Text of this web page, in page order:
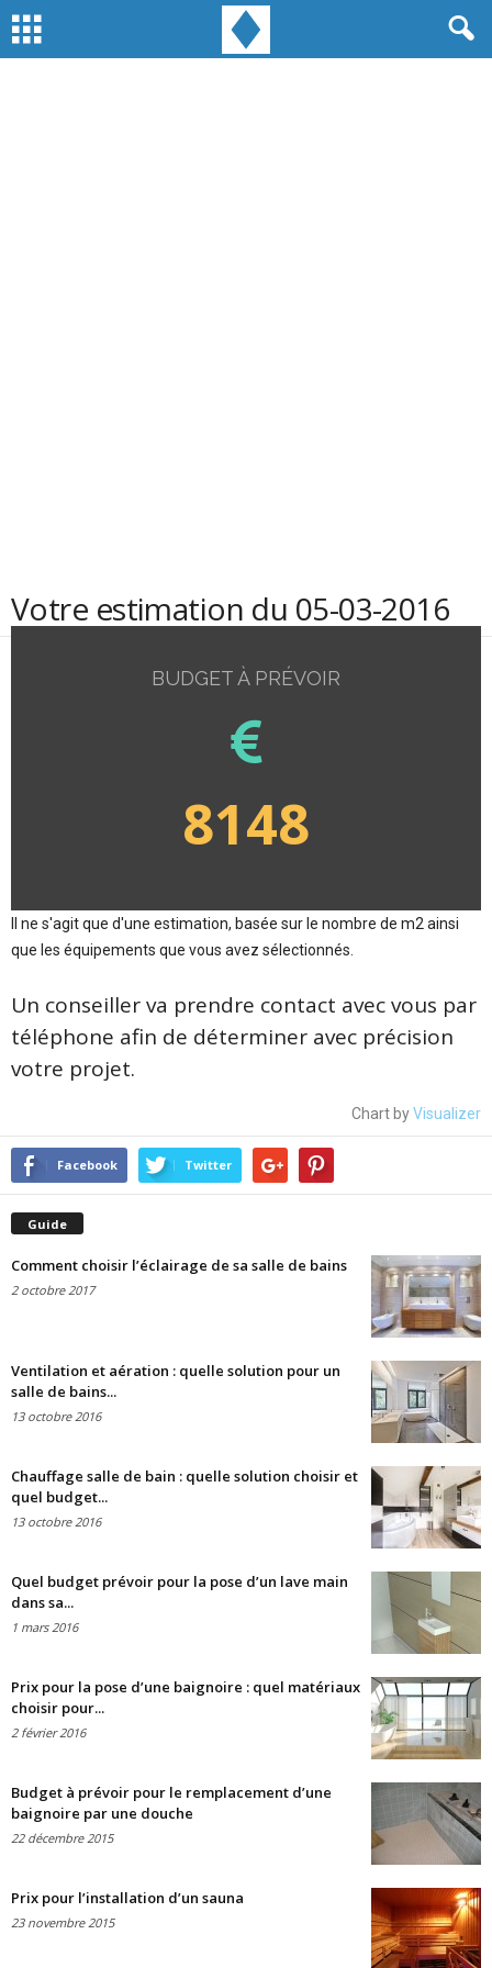
Votre estimation du 05-03-2016
BUDGET À PRÉVOIR
8148
Il ne s'agit que d'une estimation, basée sur le nombre de m2 ainsi
que les équipements que vous avez sélectionnés.
Un conseiller va prendre contact avec vous par
téléphone afin de déterminer avec précision
votre projet.
Chart byVisualizer
Facebook Twitter
Guide
Comment choisir l’éclairage de sa salle de bains
2 octobre 2017
Ventilation et aération : quelle solution pour un
salle de bains...
13 octobre 2016
Chauffage salle de bain : quelle solution choisir et
quel budget...
13 octobre 2016
Quel budget prévoir pour la pose d’un lave main
dans sa...
1 mars 2016
Prix pour la pose d’une baignoire : quel matériaux
choisir pour...
2 février 2016
Budget à prévoir pour le remplacement d’une
baignoire par une douche
22 décembre 2015
Prix pour l’installation d’un sauna
23 novembre 2015